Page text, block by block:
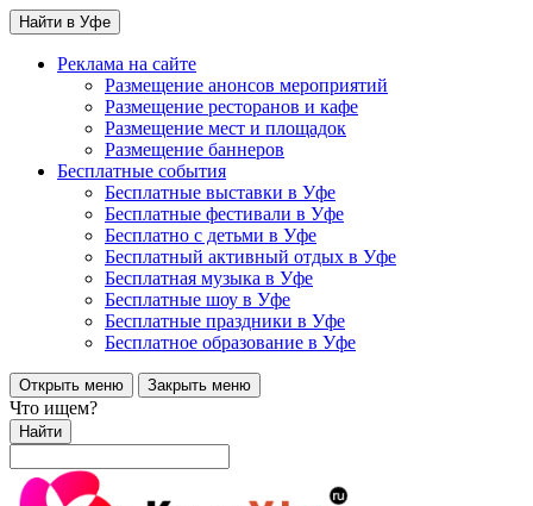
Найти в Уфе
Реклама на сайте
Размещение анонсов мероприятий
Размещение ресторанов и кафе
Размещение мест и площадок
Размещение баннеров
Бесплатные события
Бесплатные выставки в Уфе
Бесплатные фестивали в Уфе
Бесплатно с детьми в Уфе
Бесплатный активный отдых в Уфе
Бесплатная музыка в Уфе
Бесплатные шоу в Уфе
Бесплатные праздники в Уфе
Бесплатное образование в Уфе
Открыть меню Закрыть меню
Что ищем?
Найти